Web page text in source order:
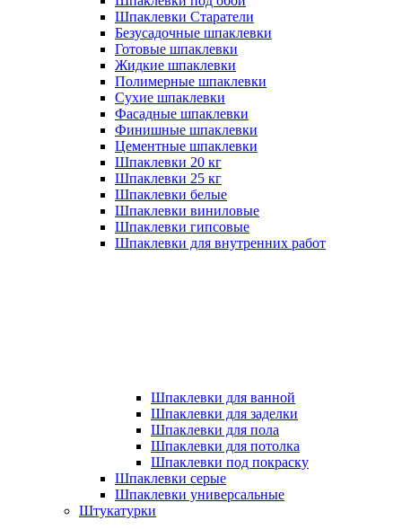
Шпаклевки Старатели
Безусадочные шпаклевки
Готовые шпаклевки
Жидкие шпаклевки
Полимерные шпаклевки
Сухие шпаклевки
Фасадные шпаклевки
Финишные шпаклевки
Цементные шпаклевки
Шпаклевки 20 кг
Шпаклевки 25 кг
Шпаклевки белые
Шпаклевки виниловые
Шпаклевки гипсовые
Шпаклевки для внутренних работ
Шпаклевки для ванной
Шпаклевки для заделки
Шпаклевки для пола
Шпаклевки для потолка
Шпаклевки под покраску
Шпаклевки серые
Шпаклевки универсальные
Штукатурки